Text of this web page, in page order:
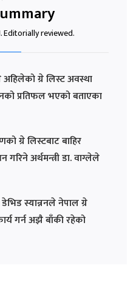
Editorially reviewed.
अहिलेको ग्रे लिस्ट अवस्था
प्रतिफल भएको बताएका
ग्रे लिस्टबाट बाहिर
अर्थमन्त्री डा. वाग्लेले
स्यान्ननले नेपाल ग्रे
गर्न अझै बाँकी रहेको